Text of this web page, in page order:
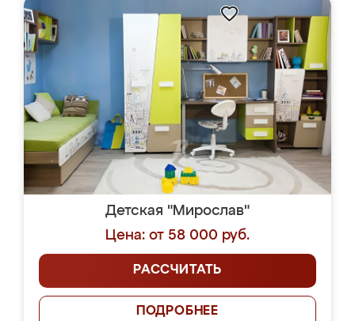
Детская "Мирослав"
Цена: от 58 000 руб.
РАССЧИТАТЬ
ПОДРОБНЕЕ